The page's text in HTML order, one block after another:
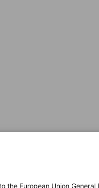
the European Union General